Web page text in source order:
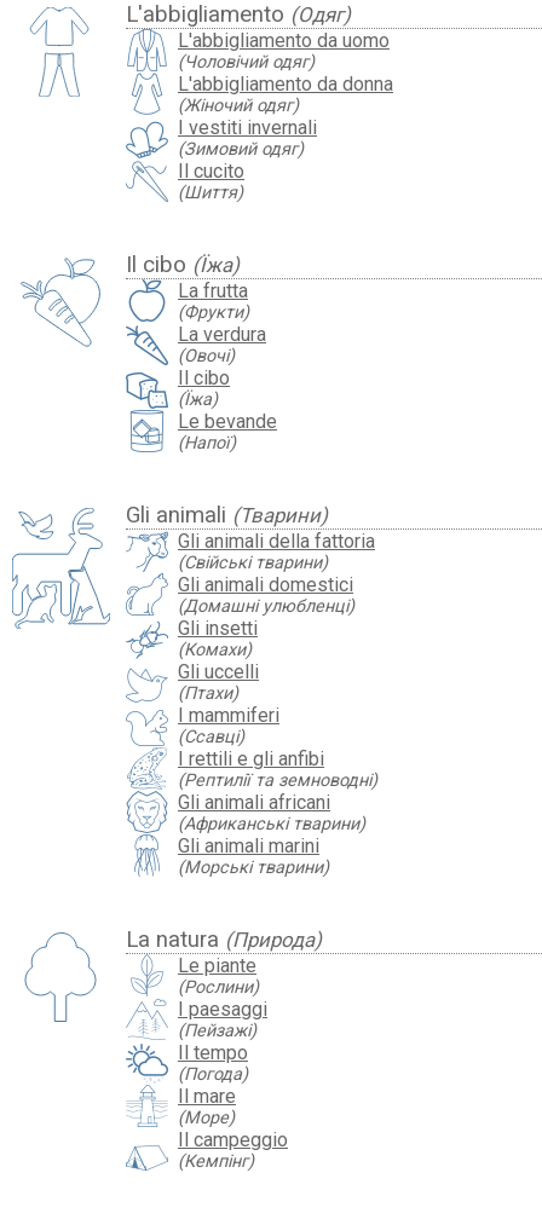
L'abbigliamento (Одяг)
L'abbigliamento da uomo
(Чоловічий одяг)
L'abbigliamento da donna
(Жіночий одяг)
I vestiti invernali
(Зимовий одяг)
Il cucito
(Шиття)
Il cibo (Їжа)
La frutta
(Фрукти)
La verdura
(Овочі)
Il cibo
(Їжа)
Le bevande
(Напої)
Gli animali (Тварини)
Gli animali della fattoria
(Свійські тварини)
Gli animali domestici
(Домашні улюбленці)
Gli insetti
(Комахи)
Gli uccelli
(Птахи)
I mammiferi
(Ссавці)
I rettili e gli anfibi
(Рептилії та земноводні)
Gli animali africani
(Африканські тварини)
Gli animali marini
(Морські тварини)
La natura (Природа)
Le piante
(Рослини)
I paesaggi
(Пейзажі)
Il tempo
(Погода)
Il mare
(Море)
Il campeggio
(Кемпінг)